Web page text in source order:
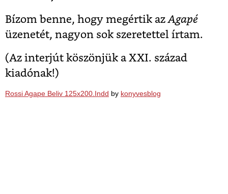
Bízom benne, hogy megértik az Agapé
üzenetét, nagyon sok szeretettel írtam.
(Az interjút köszönjük a XXI. század
kiadónak!)
Rossi Agape Beliv 125x200.Indd by konyvesblog